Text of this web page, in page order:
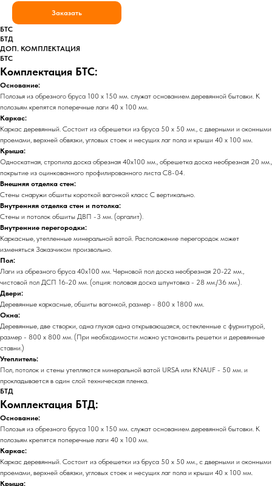
Заказать
БТС
БТД
ДОП. КОМПЛЕКТАЦИЯ
БТС
Комплектация БТС:
Основание:
Полозья из обрезного бруса 100 х 150 мм. служат основанием деревянной бытовки. К
полозьям крепятся поперечные лаги 40 х 100 мм.
Каркас:
Каркас деревянный. Состоит из обрешетки из бруса 50 х 50 мм., с дверными и оконными
проемами, верхней обвязки, угловых стоек и несущих лаг пола и крыши 40 х 100 мм.
Крыша:
Односкатная, стропила доска обрезная 40х100 мм., обрешетка доска необрезная 20 мм.,
покрытие из оцинкованного профилированного листа С8-04.
Внешняя отделка стен:
Стены снаружи обшиты короткой вагонкой класс С вертикально.
Внутренняя отделка стен и потолка:
Стены и потолок обшиты ДВП -3 мм. (оргалит).
Внутренние перегородки:
Каркасные, утепленные минеральной ватой. Расположение перегородок может
изменяться Заказчиком произвольно.
Пол:
Лаги из обрезного бруса 40х100 мм. Черновой пол доска необрезная 20-22 мм.,
чистовой пол ДСП 16-20 мм. (опция: половая доска шпунтовка - 28 мм./36 мм.).
Двери:
Деревянные каркасные, обшиты вагонкой, размер - 800 х 1800 мм.
Окна:
Деревянные, две створки, одна глухая одна открывающаяся, остекленные с фурнитурой,
размер - 800 х 800 мм. (При необходимости можно установить решетки и деревянные
ставни.)
Утеплитель:
Пол, потолок и стены утепляются минеральной ватой URSA или KNAUF - 50 мм. и
прокладывается в один слой техническая пленка.
БТД
Комплектация БТД:
Основание:
Полозья из обрезного бруса 100 х 150 мм. служат основанием деревянной бытовки. К
полозьям крепятся поперечные лаги 40 х 100 мм.
Каркас:
Каркас деревянный. Состоит из обрешетки из бруса 50 х 50 мм., с дверными и оконными
проемами, верхней обвязки, угловых стоек и несущих лаг пола и крыши 40 х 100 мм.
Крыша: